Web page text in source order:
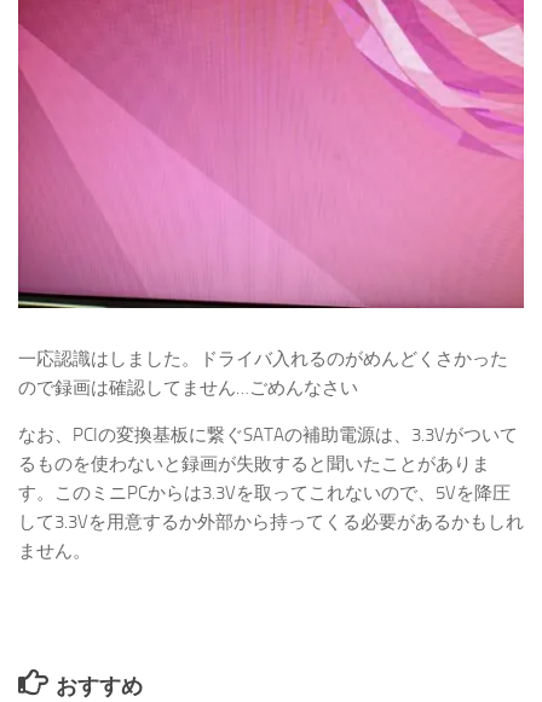
一応認識はしました。ドライバ入れるのがめんどくさかった
ので録画は確認してません…ごめんなさい
なお、PCIの変換基板に繋ぐSATAの補助電源は、3.3Vがついて
るものを使わないと録画が失敗すると聞いたことがありま
す。このミニPCからは3.3Vを取ってこれないので、5Vを降圧
して3.3Vを用意するか外部から持ってくる必要があるかもしれ
ません。
おすすめ